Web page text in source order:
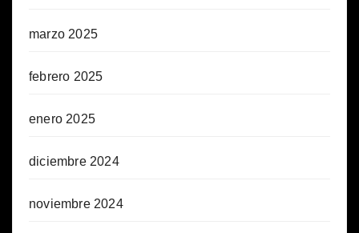
marzo 2025
febrero 2025
enero 2025
diciembre 2024
noviembre 2024